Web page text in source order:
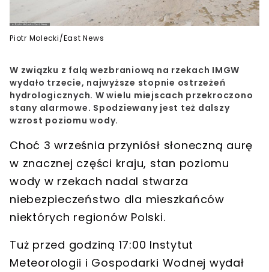
Piotr Molecki/East News
W związku z falą wezbraniową na rzekach IMGW
wydało trzecie, najwyższe stopnie ostrzeżeń
hydrologicznych. W wielu miejscach przekroczono
stany alarmowe. Spodziewany jest też dalszy
wzrost poziomu wody.
Choć 3 września przyniósł słoneczną aurę
w znacznej części kraju, stan poziomu
wody w rzekach nadal stwarza
niebezpieczeństwo dla mieszkańców
niektórych regionów Polski.
Tuż przed godziną 17:00 Instytut
Meteorologii i Gospodarki Wodnej wydał